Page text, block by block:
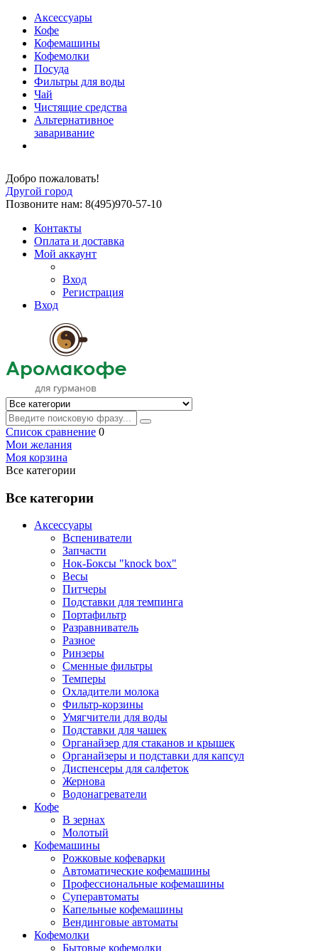
Аксессуары
Кофе
Кофемашины
Кофемолки
Посуда
Фильтры для воды
Чай
Чистящие средства
Альтернативное
заваривание
Добро пожаловать!
Другой город
Позвоните нам: 8(495)970-57-10
Контакты
Оплата и доставка
Мой аккаунт
Вход
Регистрация
Вход
Список сравнение 0
Мои желания
Моя корзина
Все категории
Все категории
Аксессуары
Вспениватели
Запчасти
Нок-Боксы "knock box"
Весы
Питчеры
Подставки для темпинга
Портафильтр
Разравниватель
Разное
Ринзеры
Сменные фильтры
Темперы
Охладители молока
Фильтр-корзины
Умягчители для воды
Подставки для чашек
Органайзер для стаканов и крышек
Органайзеры и подставки для капсул
Диспенсеры для салфеток
Жернова
Водонагреватели
Кофе
В зернах
Молотый
Кофемашины
Рожковые кофеварки
Автоматические кофемашины
Профессиональные кофемашины
Суперавтоматы
Капельные кофемашины
Вендинговые автоматы
Кофемолки
Бытовые кофемолки